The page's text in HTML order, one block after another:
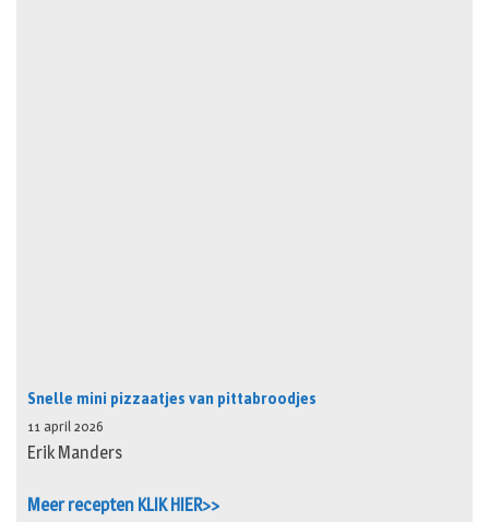
Snelle mini pizzaatjes van pittabroodjes
11 april 2026
Erik Manders
Meer recepten KLIK HIER>>